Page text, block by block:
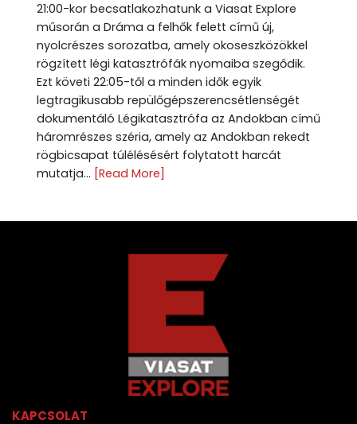
21:00-kor becsatlakozhatunk a Viasat Explore
műsorán a Dráma a felhők felett című új,
nyolcrészes sorozatba, amely okoseszközökkel
rögzített légi katasztrófák nyomaiba szegődik.
Ezt követi 22:05-től a minden idők egyik
legtragikusabb repülőgépszerencsétlenségét
dokumentáló Légikatasztrófa az Andokban című
háromrészes széria, amely az Andokban rekedt
rögbicsapat túlélésésért folytatott harcát
mutatja... [Read More]
KAPCSOLAT